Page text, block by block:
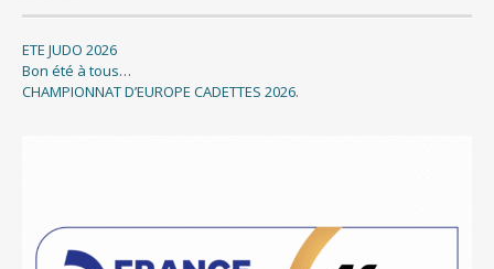
ETE JUDO 2026
Bon été à tous…
CHAMPIONNAT D’EUROPE CADETTES 2026.